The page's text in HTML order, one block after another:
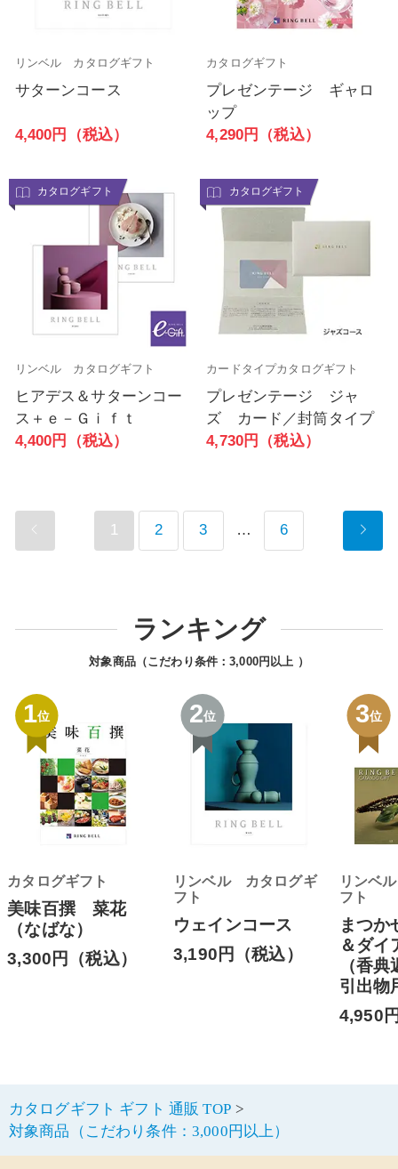
リンベル カタログギフト
サターンコース
4,400円（税込）
カタログギフト
プレゼンテージ ギャロ
ップ
4,290円（税込）
カタログギフト
リンベル カタログギフト
ヒアデス＆サターンコー
ス＋ｅ－Ｇｉｆｔ
4,400円（税込）
カタログギフト
カードタイプカタログギフト
プレゼンテージ ジャ
ズ カード／封筒タイプ
4,730円（税込）
1 2 3 … 6
ランキング
対象商品（こだわり条件：3,000円以上 ）
1位
カタログギフト
美味百撰 菜花
（なばな）
3,300円（税込）
2位
リンベル カタログギ
フト
ウェインコース
3,190円（税込）
3位
リンベ
フト
まつか
＆ダイ
（香
引出
4,950
カタログギフト ギフト 通販 TOP
対象商品（こだわり条件：3,000円以上）